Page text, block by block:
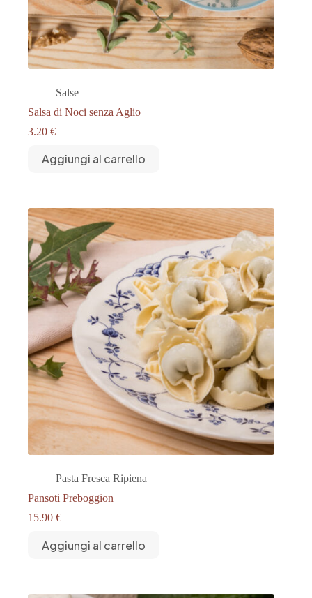
Salse
Salsa di Noci senza Aglio
3.20 €
Aggiungi al carrello
Pasta Fresca Ripiena
Pansoti Preboggion
15.90 €
Aggiungi al carrello